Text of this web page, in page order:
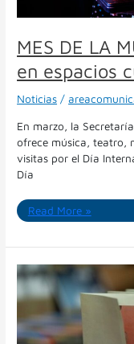
MES DE LA
en espacios
Noticias /
En marzo, la
ofrece música, teatro,
visitas por el Día
Día
Read More »
El
Museo
Genaro
Pérez
será